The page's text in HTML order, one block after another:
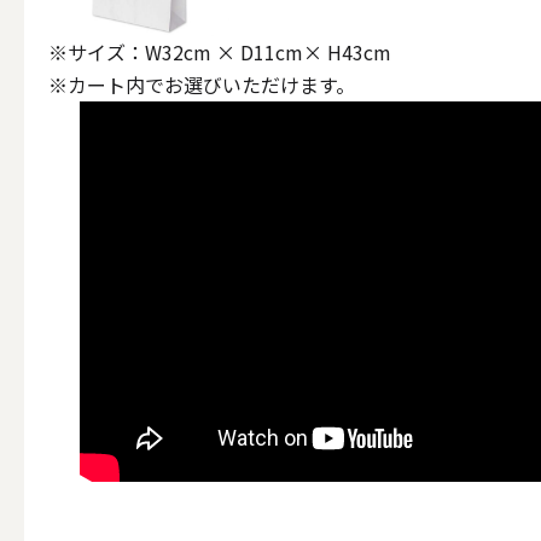
※サイズ：W32cm × D11cm× H43cm
※カート内でお選びいただけます。